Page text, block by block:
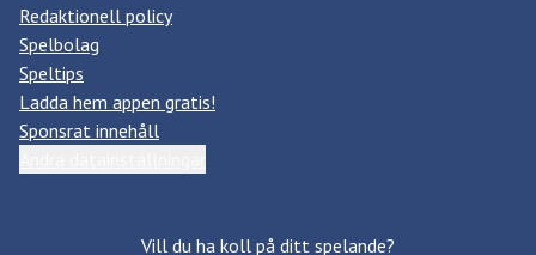
Redaktionell policy
Spelbolag
Speltips
Ladda hem appen gratis!
Sponsrat innehåll
Vill du ha koll på ditt spelande?